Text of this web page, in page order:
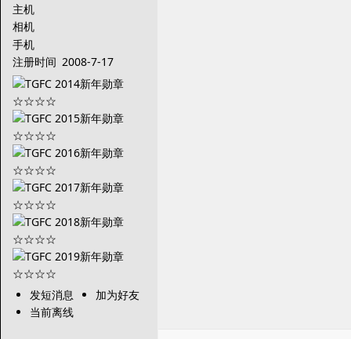
主机
相机
手机
注册时间 2008-7-17
发短消息
加为好友
当前离线